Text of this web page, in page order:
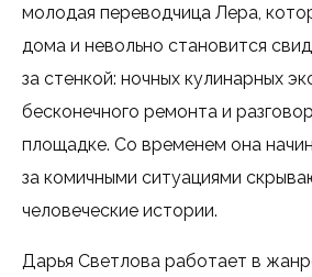
молодая переводчица Лера,
дома и невольно становится
за стенкой: ночных кулинарных
бесконечного ремонта и
площадке. Со временем она
за комичными ситуациями
человеческие истории.
Дарья Светлова работает в